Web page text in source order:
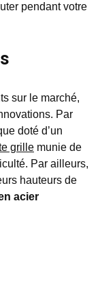
pendant votre
sur le marché,
Par
doté d’un
grille munie de
Par ailleurs,
hauteurs de
acier